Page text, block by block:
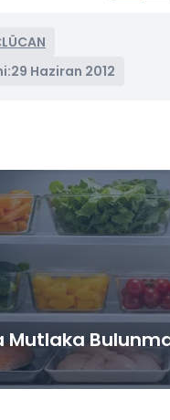
29 Haziran 2012
Mutlaka